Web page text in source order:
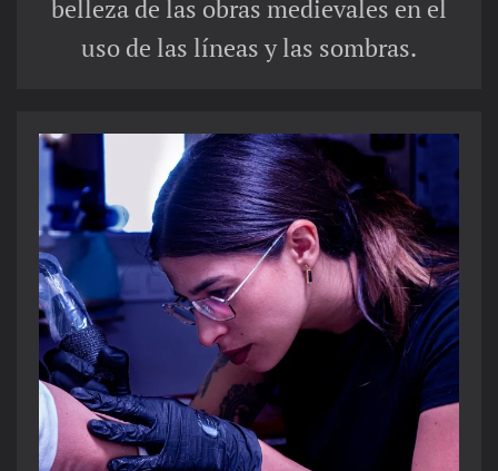
belleza de las obras medievales en el
uso de las líneas y las sombras.